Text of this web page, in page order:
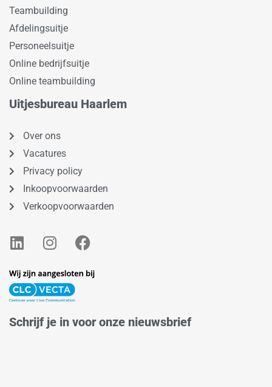
Teambuilding
Afdelingsuitje
Personeelsuitje
Online bedrijfsuitje
Online teambuilding
Uitjesbureau Haarlem
Over ons
Vacatures
Privacy policy
Inkoopvoorwaarden
Verkoopvoorwaarden
L
i
k
e
i
I
n
t
a
r
F
a
e
o
Schrijf je in voor onze nieuwsbrief